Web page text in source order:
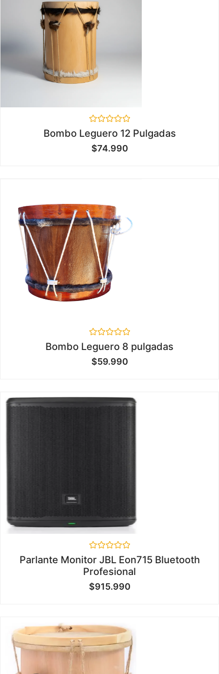
en
0
de
Bombo Leguero 12 Pulgadas
$74.990
en
0
de
Bombo Leguero 8 pulgadas
$59.990
Valorado
en
0
de
5
Parlante Monitor JBL Eon715 Bluetooth
Profesional
$915.990